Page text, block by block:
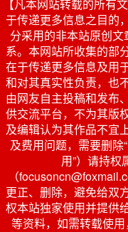
【凡本网站转载的所有
于传递更多信息之目的
分采用的非本站原创
系。本网站所收集的部
在于传递更多信息及用
和对其真实性负责，也
由网友自主投稿和发布
供交流平台，不为其版
及编辑认为其作品不宜
及费用问题，需要删
用”）请持权
（
更正、删除，避免给双
权本站独家使用并提供
等资料，如需转载使用